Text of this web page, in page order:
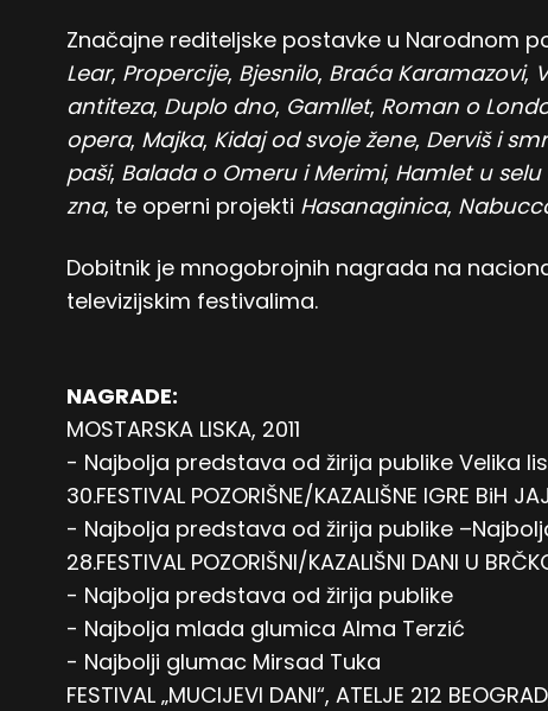
Značajne rediteljske postavke u Narodnom
Lear, Propercije, Bjesnilo, Braća Karamazovi,
antiteza, Duplo dno, Gamllet, Roman o
opera, Majka, Kidaj od svoje žene, Derviš i
paši, Balada o Omeru i Merimi, Hamlet u
zna, te operni projekti Hasanaginica,
Dobitnik je mnogobrojnih nagrada na
televizijskim festivalima.
NAGRADE:
MOSTARSKA LISKA, 2011
- Najbolja predstava od žirija publike Velika
30.FESTIVAL POZORIŠNE/KAZALIŠNE IGRE BiH
- Najbolja predstava od žirija publike
28.FESTIVAL POZORIŠNI/KAZALIŠNI DANI U
- Najbolja predstava od žirija publike
- Najbolja mlada glumica Alma Terzić
- Najbolji glumac Mirsad Tuka
FESTIVAL „MUCIJEVI DANI“, ATELJE 212